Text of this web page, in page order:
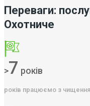
Переваги:
Охотниче
>7 років
років працюємо з чищення